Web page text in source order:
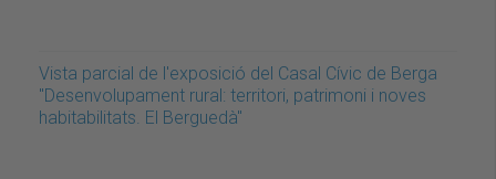
Vista parcial de l'exposició del Casal Cívic de Berga
"Desenvolupament rural: territori, patrimoni i noves
habitabilitats. El Berguedà"